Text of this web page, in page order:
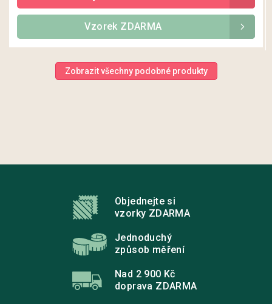
Vzorek ZDARMA
Zobrazit všechny podobné produkty
Objednejte si
vzorky ZDARMA
Jednoduchý
způsob měření
Nad 2 900 Kč
doprava ZDARMA